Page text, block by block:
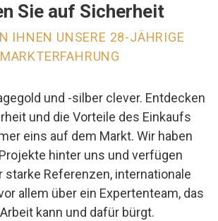
Sie auf Sicherheit
IHNEN UNSERE 28-JÄHRIGE
MARKTERFAHRUNG
und -silber clever. Entdecken
und die Vorteile des Einkaufs
eins auf dem Markt. Wir haben
hinter uns und verfügen
starke Referenzen, internationale
allem über ein Expertenteam, das
kann und dafür bürgt.